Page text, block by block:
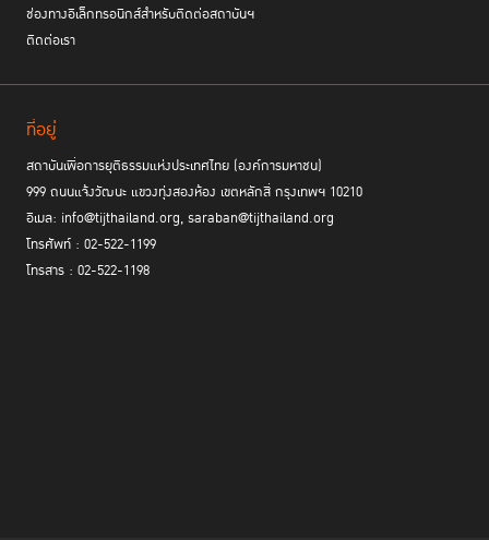
ช่องทางอิเล็กทรอนิกส์สำหรับติดต่อสถาบันฯ
ติดต่อเรา
ที่อยู่
สถาบันเพื่อการยุติธรรมแห่งประเทศไทย (องค์การมหาชน)
999 ถนนแจ้งวัฒนะ แขวงทุ่งสองห้อง เขตหลักสี่ กรุงเทพฯ 10210
อีเมล: info@tijthailand.org, saraban@tijthailand.org
โทรศัพท์ : 02-522-1199
โทรสาร : 02-522-1198